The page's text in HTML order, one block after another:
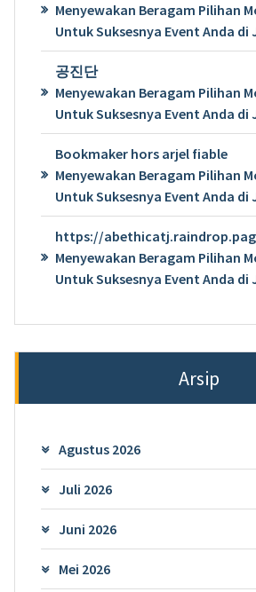
Menyewakan Beragam Pilihan
Untuk Suksesnya Event Anda di
공진단
Menyewakan Beragam Pilihan
Untuk Suksesnya Event Anda di
Bookmaker hors arjel fiable
Menyewakan Beragam Pilihan
Untuk Suksesnya Event Anda di
https://
Menyewakan Beragam Pilihan
Untuk Suksesnya Event Anda di
Arsip
Agustus 2026
Juli 2026
Juni 2026
Mei 2026